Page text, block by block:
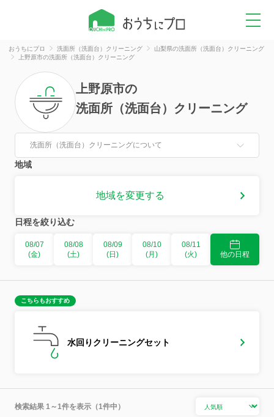
おうちにプロ 洗面所（洗面台）クリーニング
山梨県の洗面所（洗面台）クリーニング
上野原市の洗面所（洗面台）クリーニング
上野原市の
洗面所（洗面台）クリーニング
洗面所（洗面台）クリーニングについて
地域
地域を変更する
日程を絞り込む
08/07
(金)
08/08
(土)
08/09
(日)
08/10
(月)
08/11
(火)
他の日程
こちらもおすすめ
水回りクリーニングセット
検索結果 1～1件を表示（1件中）